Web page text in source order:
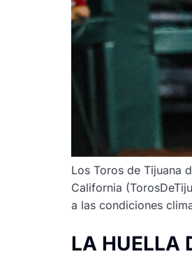
Los Toros de Tijuana
California
a las condiciones
LA HUELLA